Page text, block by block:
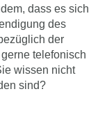
dass es sich
des
der
telefonisch
wissen nicht
sind?